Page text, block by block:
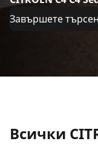
Завършете
Всички